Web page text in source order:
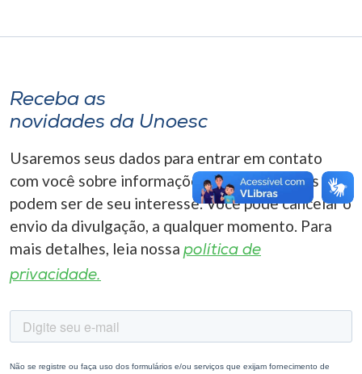
Receba as
novidades da Unoesc
Usaremos seus dados para entrar em contato
com você sobre informações correlacionadas que
podem ser de seu interesse. Você pode cancelar o
envio da divulgação, a qualquer momento. Para
mais detalhes, leia nossa política de
privacidade.